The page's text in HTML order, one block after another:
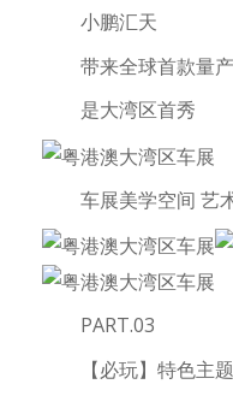
小鹏汇天
带来全球首款量
是大湾区首秀
车展美学空间 艺
PART.03
【必玩】特色主